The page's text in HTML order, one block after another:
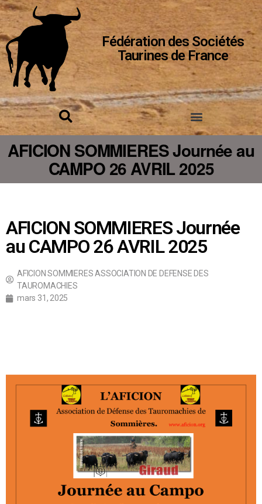
Fédération des Sociétés
Taurines de France
AFICION SOMMIERES Journée au
CAMPO 26 AVRIL 2025
AFICION SOMMIERES Journée
au CAMPO 26 AVRIL 2025
AFICION SOMMIERES ASSOCIATION DE DEFENSE DES
TAUROMACHIES
mars 31, 2025